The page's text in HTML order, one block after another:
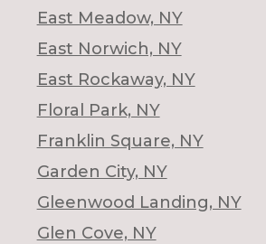
East Meadow, NY
East Norwich, NY
East Rockaway, NY
Floral Park, NY
Franklin Square, NY
Garden City, NY
Gleenwood Landing, NY
Glen Cove, NY